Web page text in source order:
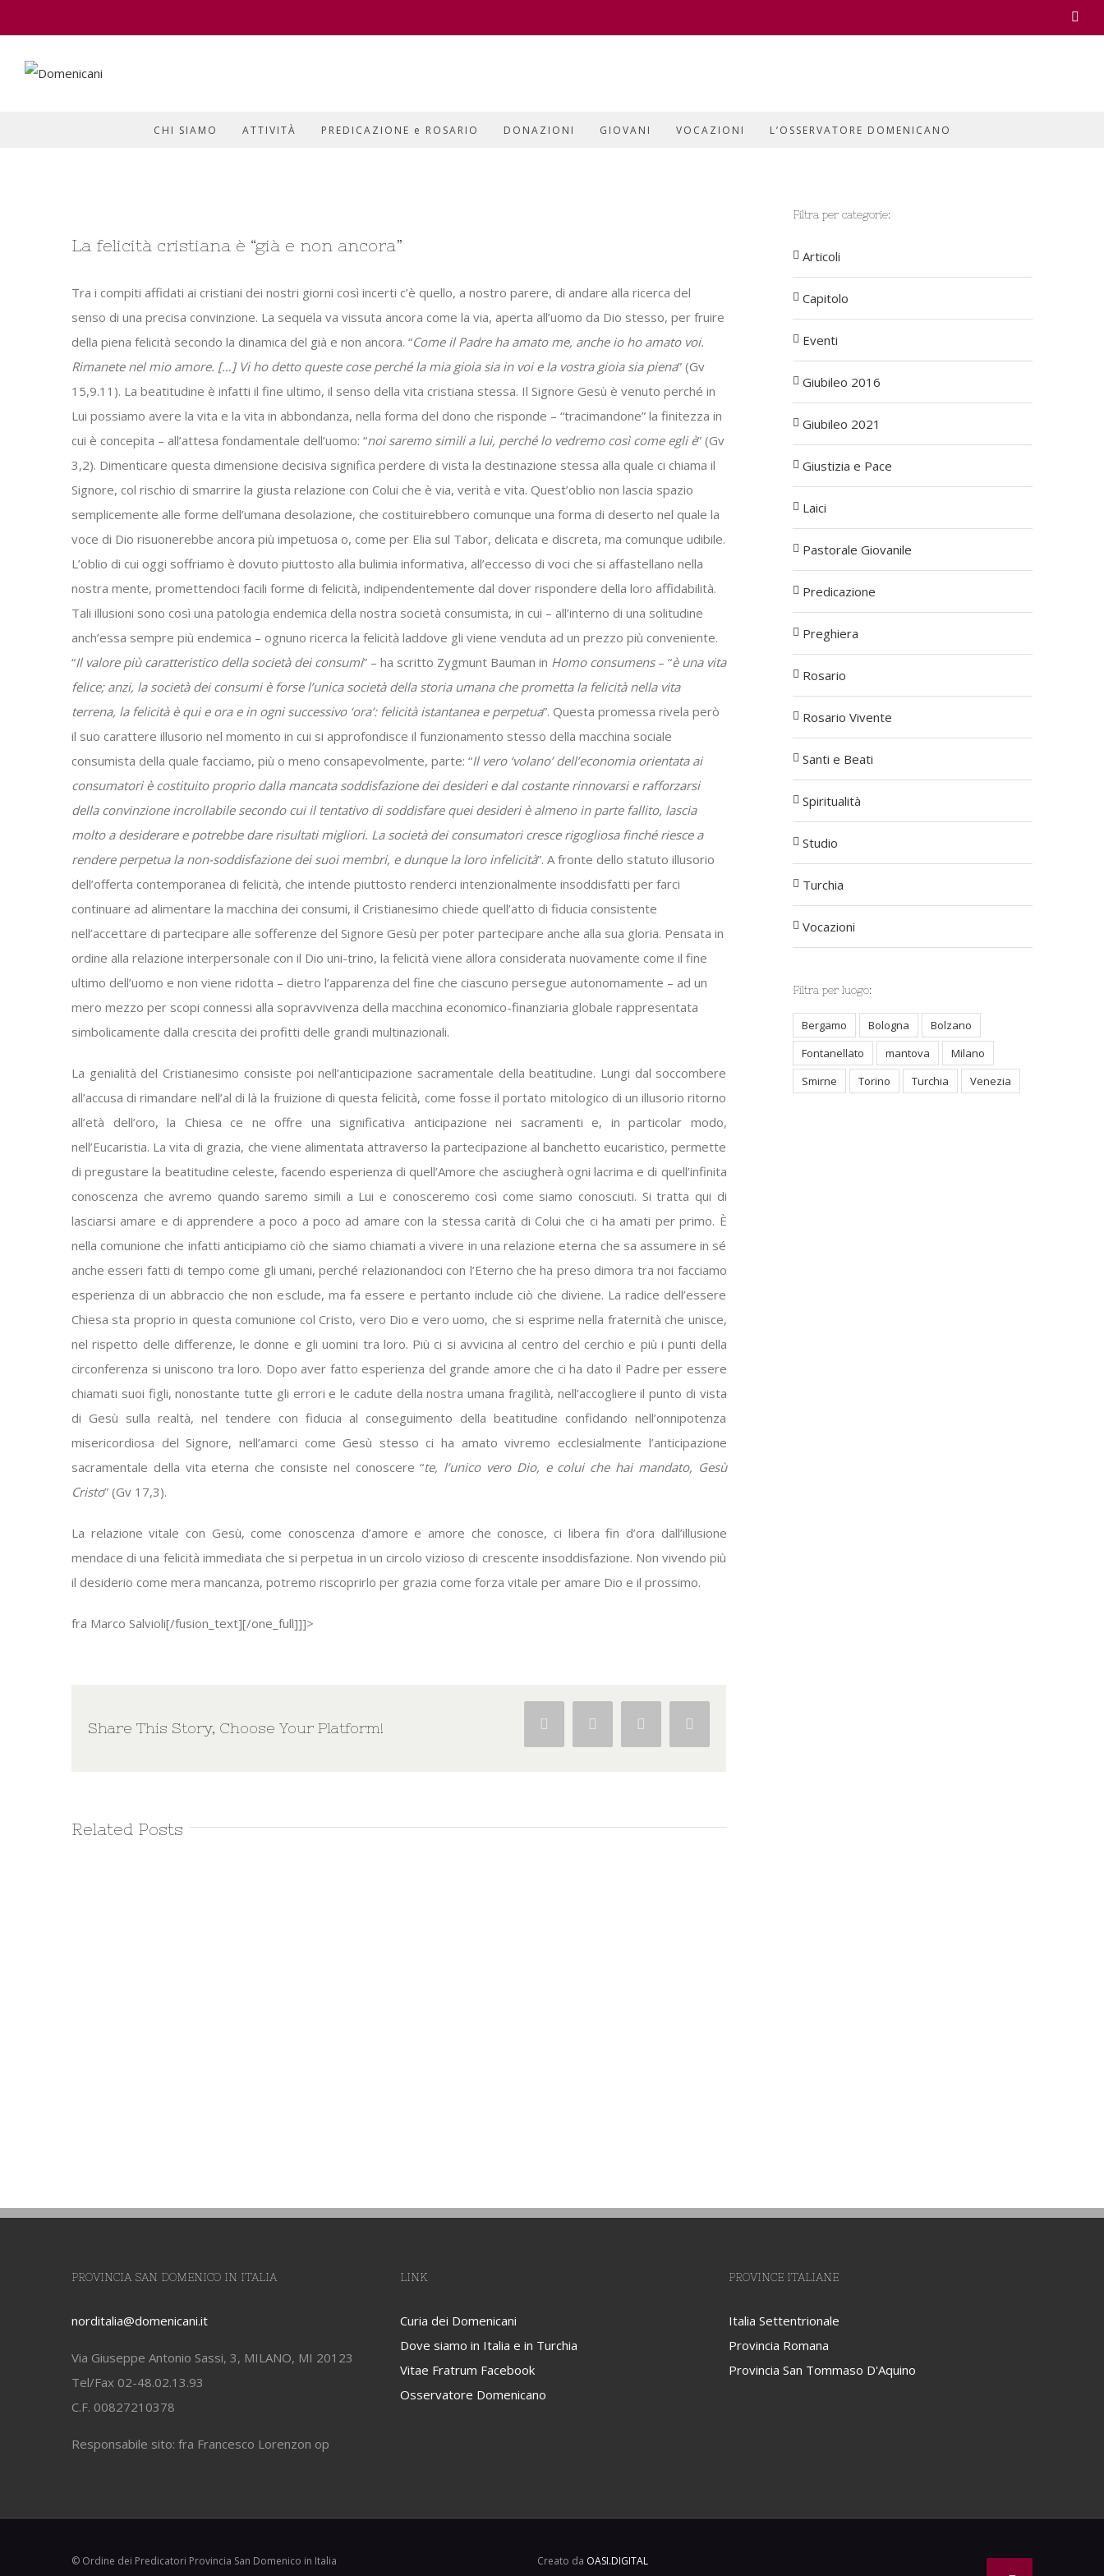
CHI SIAMO ATTIVITÀ PREDICAZIONE e ROSARIO DONAZIONI GIOVANI VOCAZIONI L’OSSERVATORE DOMENICANO
Larger
La felicità cristiana è “già e non ancora”
Tra i compiti affidati ai cristiani dei nostri giorni così incerti c’è quello, a nostro parere, di andare alla ricerca del
senso di una precisa convinzione. La sequela va vissuta ancora come la via, aperta all’uomo da Dio stesso, per fruire
della piena felicità secondo la dinamica del già e non ancora. “Come il Padre ha amato me, anche io ho amato voi.
Rimanete nel mio amore. […] Vi ho detto queste cose perché la mia gioia sia in voi e la vostra gioia sia piena” (Gv
15,9.11). La beatitudine è infatti il fine ultimo, il senso della vita cristiana stessa. Il Signore Gesù è venuto perché in
Lui possiamo avere la vita e la vita in abbondanza, nella forma del dono che risponde – “tracimandone” la finitezza in
cui è concepita – all’attesa fondamentale dell’uomo: “noi saremo simili a lui, perché lo vedremo così come egli è” (Gv
3,2). Dimenticare questa dimensione decisiva significa perdere di vista la destinazione stessa alla quale ci chiama il
Signore, col rischio di smarrire la giusta relazione con Colui che è via, verità e vita. Quest’oblio non lascia spazio
semplicemente alle forme dell’umana desolazione, che costituirebbero comunque una forma di deserto nel quale la
voce di Dio risuonerebbe ancora più impetuosa o, come per Elia sul Tabor, delicata e discreta, ma comunque udibile.
L’oblio di cui oggi soffriamo è dovuto piuttosto alla bulimia informativa, all’eccesso di voci che si affastellano nella
nostra mente, promettendoci facili forme di felicità, indipendentemente dal dover rispondere della loro affidabilità.
Tali illusioni sono così una patologia endemica della nostra società consumista, in cui – all’interno di una solitudine
anch’essa sempre più endemica – ognuno ricerca la felicità laddove gli viene venduta ad un prezzo più conveniente.
“Il valore più caratteristico della società dei consumi” – ha scritto Zygmunt Bauman in Homo consumens – “è una vita
felice; anzi, la società dei consumi è forse l’unica società della storia umana che prometta la felicità nella vita
terrena, la felicità è qui e ora e in ogni successivo ‘ora’: felicità istantanea e perpetua”. Questa promessa rivela però
il suo carattere illusorio nel momento in cui si approfondisce il funzionamento stesso della macchina sociale
consumista della quale facciamo, più o meno consapevolmente, parte: “Il vero ‘volano’ dell’economia orientata ai
consumatori è costituito proprio dalla mancata soddisfazione dei desideri e dal costante rinnovarsi e rafforzarsi
della convinzione incrollabile secondo cui il tentativo di soddisfare quei desideri è almeno in parte fallito, lascia
molto a desiderare e potrebbe dare risultati migliori. La società dei consumatori cresce rigogliosa finché riesce a
rendere perpetua la non-soddisfazione dei suoi membri, e dunque la loro infelicità”. A fronte dello statuto illusorio
dell’offerta contemporanea di felicità, che intende piuttosto renderci intenzionalmente insoddisfatti per farci
continuare ad alimentare la macchina dei consumi, il Cristianesimo chiede quell’atto di fiducia consistente
nell’accettare di partecipare alle sofferenze del Signore Gesù per poter partecipare anche alla sua gloria. Pensata in
ordine alla relazione interpersonale con il Dio uni-trino, la felicità viene allora considerata nuovamente come il fine
ultimo dell’uomo e non viene ridotta – dietro l’apparenza del fine che ciascuno persegue autonomamente – ad un
mero mezzo per scopi connessi alla sopravvivenza della macchina economico-finanziaria globale rappresentata
simbolicamente dalla crescita dei profitti delle grandi multinazionali.
La genialità del Cristianesimo consiste poi nell’anticipazione sacramentale della beatitudine. Lungi dal soccombere
all’accusa di rimandare nell’al di là la fruizione di questa felicità, come fosse il portato mitologico di un illusorio ritorno
all’età dell’oro, la Chiesa ce ne offre una significativa anticipazione nei sacramenti e, in particolar modo,
nell’Eucaristia. La vita di grazia, che viene alimentata attraverso la partecipazione al banchetto eucaristico, permette
di pregustare la beatitudine celeste, facendo esperienza di quell’Amore che asciugherà ogni lacrima e di quell’infinita
conoscenza che avremo quando saremo simili a Lui e conosceremo così come siamo conosciuti. Si tratta qui di
lasciarsi amare e di apprendere a poco a poco ad amare con la stessa carità di Colui che ci ha amati per primo. È
nella comunione che infatti anticipiamo ciò che siamo chiamati a vivere in una relazione eterna che sa assumere in sé
anche esseri fatti di tempo come gli umani, perché relazionandoci con l’Eterno che ha preso dimora tra noi facciamo
esperienza di un abbraccio che non esclude, ma fa essere e pertanto include ciò che diviene. La radice dell’essere
Chiesa sta proprio in questa comunione col Cristo, vero Dio e vero uomo, che si esprime nella fraternità che unisce,
nel rispetto delle differenze, le donne e gli uomini tra loro. Più ci si avvicina al centro del cerchio e più i punti della
circonferenza si uniscono tra loro. Dopo aver fatto esperienza del grande amore che ci ha dato il Padre per essere
chiamati suoi figli, nonostante tutte gli errori e le cadute della nostra umana fragilità, nell’accogliere il punto di vista
di Gesù sulla realtà, nel tendere con fiducia al conseguimento della beatitudine confidando nell’onnipotenza
misericordiosa del Signore, nell’amarci come Gesù stesso ci ha amato vivremo ecclesialmente l’anticipazione
sacramentale della vita eterna che consiste nel conoscere “te, l’unico vero Dio, e colui che hai mandato, Gesù
Cristo” (Gv 17,3).
La relazione vitale con Gesù, come conoscenza d’amore e amore che conosce, ci libera fin d’ora dall’illusione
mendace di una felicità immediata che si perpetua in un circolo vizioso di crescente insoddisfazione. Non vivendo più
il desiderio come mera mancanza, potremo riscoprirlo per grazia come forza vitale per amare Dio e il prossimo.
fra Marco Salvioli[/fusion_text][/one_full]]]>
Share This Story, Choose Your Platform! Facebook Twitter Google+
Related Posts
Filtra per categorie:
Articoli
Capitolo
Eventi
Giubileo 2016
Giubileo 2021
Giustizia e Pace
Laici
Pastorale Giovanile
Predicazione
Preghiera
Rosario
Rosario Vivente
Santi e Beati
Spiritualità
Studio
Turchia
Vocazioni
Filtra per luogo:
Bergamo Bologna
Bolzano
Fontanellato
mantova
Milano
Smirne
Torino Turchia Venezia
PROVINCIA SAN DOMENICO IN ITALIA
norditalia@domenicani.it
Via Giuseppe Antonio Sassi, 3, MILANO, MI 20123
Tel/Fax 02-48.02.13.93
C.F. 00827210378
Responsabile sito: fra Francesco Lorenzon op
LINK
Curia dei Domenicani
Dove siamo in Italia e in Turchia
Vitae Fratrum Facebook
Osservatore Domenicano
PROVINCE ITALIANE
Italia Settentrionale
Provincia Romana
Provincia San Tommaso D'Aquino
© Ordine dei Predicatori Provincia San Domenico in Italia Creato da OASI.DIGITAL